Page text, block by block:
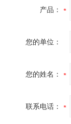
产品：
您的单位：
您的姓名：
联系电话：